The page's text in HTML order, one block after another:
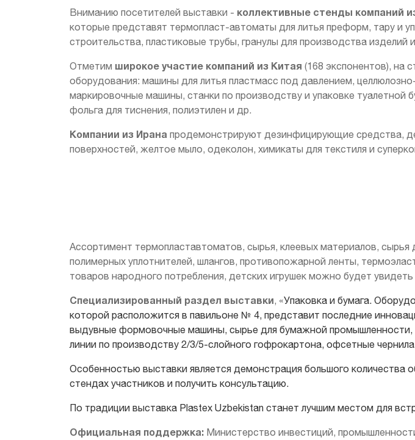
Вниманию посетителей выставки - коллективные стенды компаний
которые представят термопласт-автоматы для литья преформ, тару и
строительства, пластиковые трубы, гранулы для производства изделий
Отметим широкое участие компаний из Китая (168 экспонентов), на
оборудования: машины для литья пластмасс под давлением,
маркировочные машины, станки по производству и упаковке
фольга для тиснения, полиэтилен и др.
Компании из Ирана продемонстрируют дезинфицирующие средства,
поверхностей, желтое мыло, одеколон, химикаты для текстиля и
Ассортимент термопластавтоматов, сырья, клеевых материалов,
полимерных уплотнителей, шлангов, противопожарной ленты,
товаров народного потребления, детских игрушек можно будет
Специализированный раздел выставки , «Упаковка и бумага.
которой расположится в павильоне № 4, представит последние
выдувные формовочные машины, сырье для бумажной промышленности,
линии по производству 2/3/5-слойного гофрокартона, офсетные чернила
Особенностью выставки является демонстрация большого количества
стендах участников и получить консультацию.
По традиции выставка Plastex Uzbekistan станет лучшим местом для
Официальная поддержка: Министерство инвестиций,